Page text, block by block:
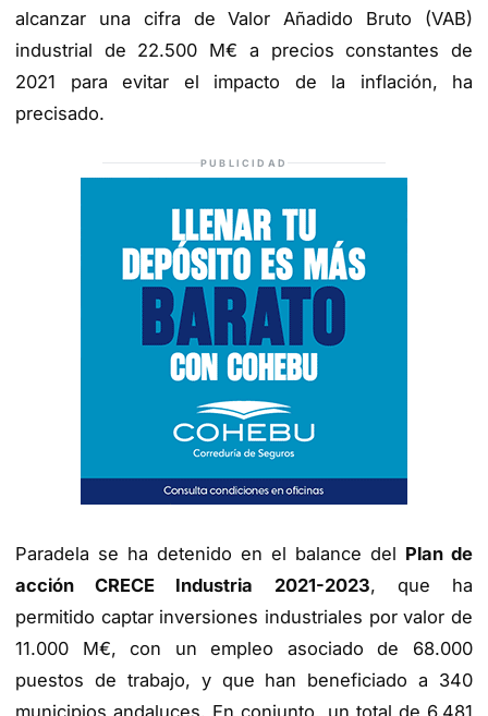
alcanzar una cifra de Valor Añadido Bruto (VAB)
industrial de 22.500 M€ a precios constantes de
2021 para evitar el impacto de la inflación, ha
precisado.
PUBLICIDAD
Paradela se ha detenido en el balance del Plan de
acción CRECE Industria 2021-2023, que ha
permitido captar inversiones industriales por valor de
11.000 M€, con un empleo asociado de 68.000
puestos de trabajo, y que han beneficiado a 340
municipios andaluces. En conjunto, un total de 6.481